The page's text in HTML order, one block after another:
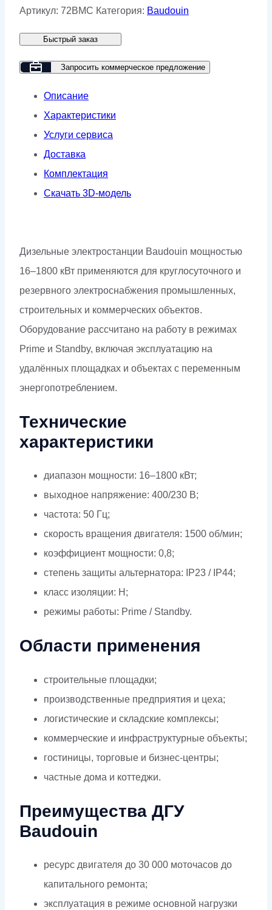
Дизельный
GMP
72BMC
кожухе
Артикул: 72BMC Категория: Baudouin
Быстрый заказ
Запросить коммерческое предложение
Описание
Характеристики
Услуги сервиса
Доставка
Комплектация
Скачать 3D-модель
Дизельные электростанции Baudouin мощностью
16–1800 кВт применяются для круглосуточного и
резервного электроснабжения промышленных,
строительных и коммерческих объектов.
Оборудование рассчитано на работу в режимах
Prime и Standby, включая эксплуатацию на
удалённых площадках и объектах с переменным
энергопотреблением.
Технические
характеристики
диапазон мощности: 16–1800 кВт;
выходное напряжение: 400/230 В;
частота: 50 Гц;
скорость вращения двигателя: 1500 об/мин;
коэффициент мощности: 0,8;
степень защиты альтернатора: IP23 / IP44;
класс изоляции: H;
режимы работы: Prime / Standby.
Области применения
строительные площадки;
производственные предприятия и цеха;
логистические и складские комплексы;
коммерческие и инфраструктурные объекты;
гостиницы, торговые и бизнес-центры;
частные дома и коттеджи.
Преимущества ДГУ
Baudouin
ресурс двигателя до 30 000 моточасов до
капитального ремонта;
эксплуатация в режиме основной нагрузки